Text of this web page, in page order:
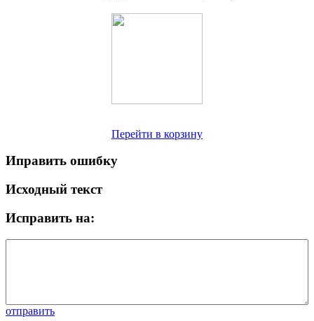
Перейти в корзину
Иправить ошибку
Исходный текст
Исправить на:
отправить